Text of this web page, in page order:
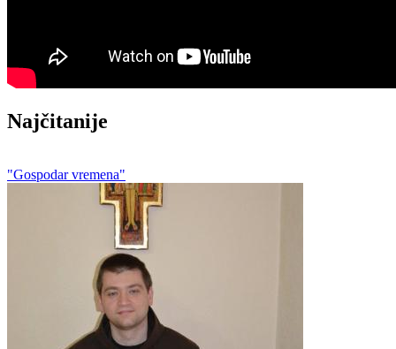
Najčitanije
"Gospodar vremena"